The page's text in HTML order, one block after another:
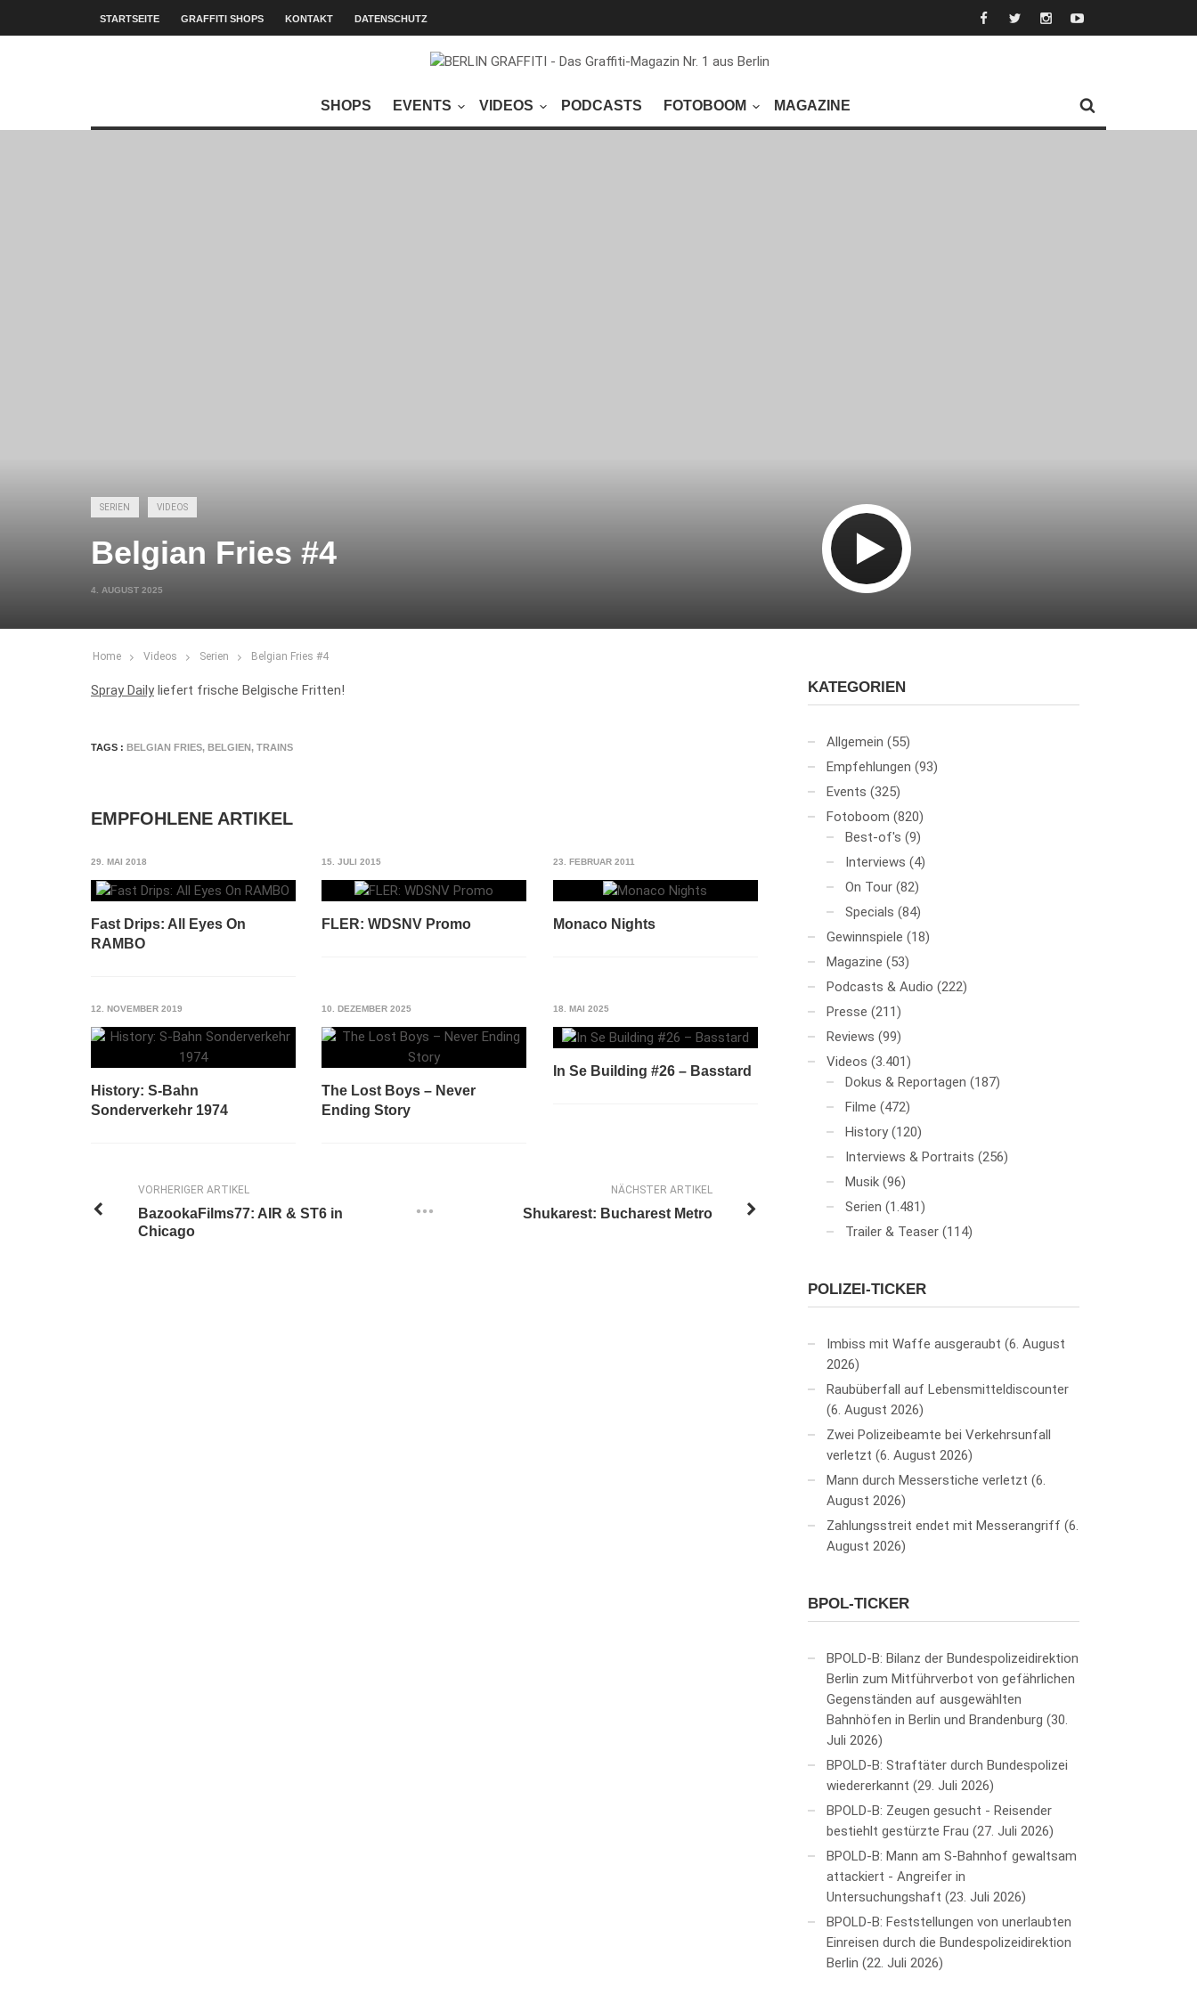
STARTSEITE GRAFFITI SHOPS KONTAKT DATENSCHUTZ
SHOPS EVENTS VIDEOS PODCASTS FOTOBOOM MAGAZINE
SERIEN VIDEOS
Belgian Fries #4
4. AUGUST 2025
Home Videos Serien Belgian Fries #4
Spray Daily liefert frische Belgische Fritten!
TAGS : BELGIAN FRIES, BELGIEN, TRAINS
EMPFOHLENE ARTIKEL
29. MAI 2018
Fast Drips: All Eyes On
RAMBO
15. JULI 2015
FLER: WDSNV Promo
23. FEBRUAR 2011
Monaco Nights
12. NOVEMBER 2019
History: S-Bahn
Sonderverkehr 1974
10. DEZEMBER 2025
The Lost Boys – Never
Ending Story
18. MAI 2025
In Se Building #26 – Basstard
NÄCHSTER ARTIKEL
Shukarest: Bucharest Metro
VORHERIGER ARTIKEL
BazookaFilms77: AIR & ST6 in
Chicago
KATEGORIEN
Allgemein (55)
Empfehlungen (93)
Events (325)
Fotoboom (820)
Best-of's (9)
Interviews (4)
On Tour (82)
Specials (84)
Gewinnspiele (18)
Magazine (53)
Podcasts & Audio (222)
Presse (211)
Reviews (99)
Videos (3.401)
Dokus & Reportagen (187)
Filme (472)
History (120)
Interviews & Portraits (256)
Musik (96)
Serien (1.481)
Trailer & Teaser (114)
POLIZEI-TICKER
Imbiss mit Waffe ausgeraubt 6. August
2026
Raubüberfall auf Lebensmitteldiscounter
6. August 2026
Zwei Polizeibeamte bei Verkehrsunfall
verletzt 6. August 2026
Mann durch Messerstiche verletzt 6.
August 2026
Zahlungsstreit endet mit Messerangriff 6.
August 2026
BPOL-TICKER
BPOLD-B: Bilanz der Bundespolizeidirektion
Berlin zum Mitführverbot von gefährlichen
Gegenständen auf ausgewählten
Bahnhöfen in Berlin und Brandenburg 30.
Juli 2026
BPOLD-B: Straftäter durch Bundespolizei
wiedererkannt 29. Juli 2026
BPOLD-B: Zeugen gesucht - Reisender
bestiehlt gestürzte Frau 27. Juli 2026
BPOLD-B: Mann am S-Bahnhof gewaltsam
attackiert - Angreifer in
Untersuchungshaft 23. Juli 2026
BPOLD-B: Feststellungen von unerlaubten
Einreisen durch die Bundespolizeidirektion
Berlin 22. Juli 2026